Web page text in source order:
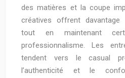
des matières et la coupe
créatives offrent davantage
tout en maintenant
professionnalisme. Les
tendent vers le casual
l’authenticité et le